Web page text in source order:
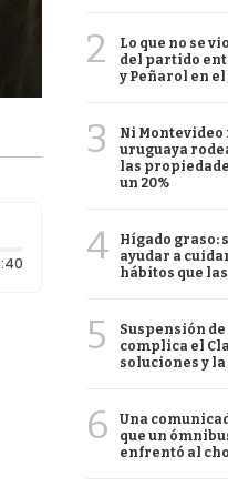
Duración: 40 segundos
2
Lo que no se
del partido
y Peñarol en
3
Ni Montevideo
uruguaya
las
un 20%
4
Hígado graso:
ayudar a
hábitos que
5
Suspensión
complica el
soluciones y
6
Una
que un
enfrentó al